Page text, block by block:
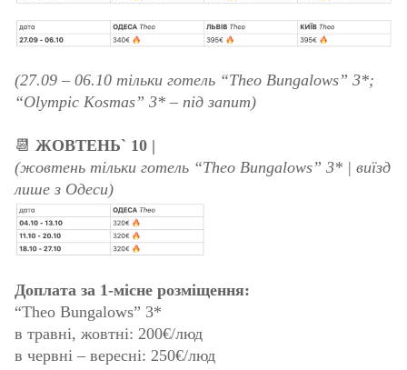
(27.09 – 06.10 тільки готель “Theo Bungalows” 3*;
“Olympic Kosmas” 3* – під запит)
📆 ЖОВТЕНЬ` 10 |
(жовтень тільки готель “Theo Bungalows” 3* | виїзд
лише з Одеси)
Доплата за 1-місне розміщення:
“Theo Bungalows” 3*
в травні, жовтні: 200€/люд
в червні – вересні: 250€/люд